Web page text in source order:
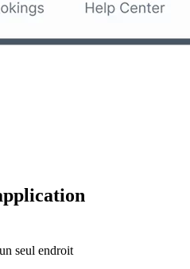
seul endroit